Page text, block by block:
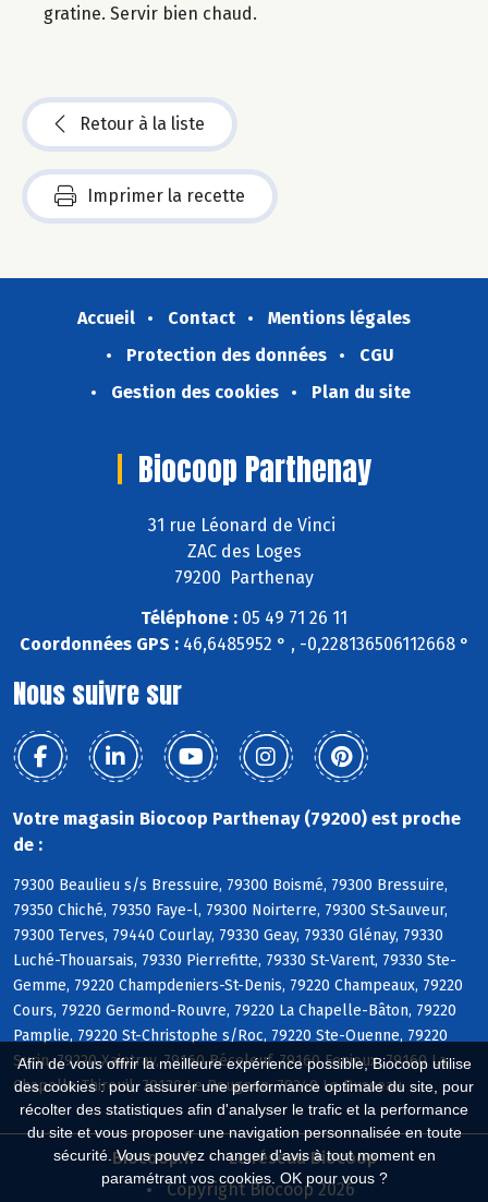
Afin de vous offrir la meilleure expérience possible, Biocoop utilise
des cookies : pour assurer une performance optimale du site, pour
récolter des statistiques afin d'analyser le trafic et la performance
du site et vous proposer une navigation personnalisée en toute
sécurité. Vous pouvez changer d'avis à tout moment en
paramétrant vos cookies. OK pour vous ?
gratine. Servir bien chaud.
Retour à la liste
Imprimer la recette
Accueil Contact
Mentions légales
Protection des données
CGU
Gestion des cookies
Plan du site
Biocoop Parthenay
31 rue Léonard de Vinci
ZAC des Loges
79200 Parthenay
Téléphone : 05 49 71 26 11
Coordonnées GPS :46,6485952 ° , -0,228136506112668 °
Nous suivre sur
Votre magasin Biocoop Parthenay (79200) est proche
de :
79300 Beaulieu s/s Bressuire, 79300 Boismé, 79300 Bressuire,
79350 Chiché, 79350 Faye-l, 79300 Noirterre, 79300 St-Sauveur,
79300 Terves, 79440 Courlay, 79330 Geay, 79330 Glénay, 79330
Luché-Thouarsais, 79330 Pierrefitte, 79330 St-Varent, 79330 Ste-
Gemme, 79220 Champdeniers-St-Denis, 79220 Champeaux, 79220
Cours, 79220 Germond-Rouvre, 79220 La Chapelle-Bâton, 79220
Pamplie, 79220 St-Christophe s/Roc, 79220 Ste-Ouenne, 79220
Surin, 79220 Xaintray, 79160 Béceleuf, 79160 Fenioux, 79160 La
Chapelle-Thireuil, 79130 Le Beugnon, 79240 Le Busseau
Biocoop.fr
Le réseau Biocoop
Copyright Biocoop 2026